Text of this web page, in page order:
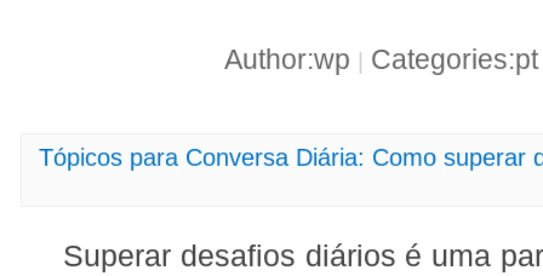
Author:wp
Tópicos para Conversa Diária: Como superar
Superar desafios diários é uma